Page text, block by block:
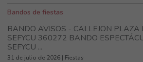
Bandos de fiestas
BANDO AVISOS - CALLEJON PLAZA
SEFYCU 360272 BANDO
SEFYCU ...
31 de julio de 2026 | Fiestas